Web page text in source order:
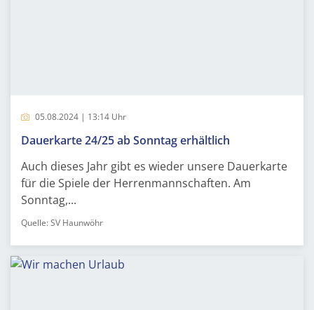
05.08.2024 | 13:14 Uhr
Dauerkarte 24/25 ab Sonntag erhältlich
Auch dieses Jahr gibt es wieder unsere Dauerkarte
für die Spiele der Herrenmannschaften. Am
Sonntag,...
Quelle: SV Haunwöhr